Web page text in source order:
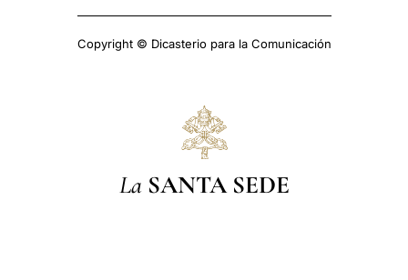
Copyright © Dicasterio para la Comunicación
La SANTA SEDE